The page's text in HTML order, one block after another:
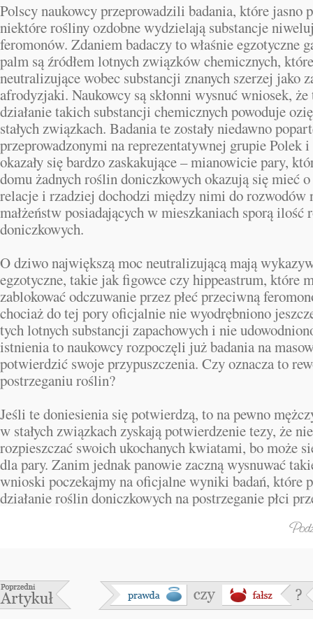
Polscy naukowcy przeprowadzili badania, które jasno
niektóre rośliny ozdobne wydzielają substancje
feromonów. Zdaniem badaczy to właśnie egzotyczne
palm są źródłem lotnych związków chemicznych,
neutralizujące wobec substancji znanych szerzej jako
afrodyzjaki. Naukowcy są skłonni wysnuć wniosek, że
działanie takich substancji chemicznych powoduje
stałych związkach. Badania te zostały niedawno
przeprowadzonymi na reprezentatywnej grupie Polek
okazały się bardzo zaskakujące – mianowicie pary,
domu żadnych roślin doniczkowych okazują się mieć
relacje i rzadziej dochodzi między nimi do rozwodów
małżeństw posiadających w mieszkaniach sporą ilość
doniczkowych.
O dziwo największą moc neutralizującą mają
egzotyczne, takie jak figowce czy hippeastrum, które
zablokować odczuwanie przez płeć przeciwną
chociaż do tej pory oficjalnie nie wyodrębniono
tych lotnych substancji zapachowych i nie
istnienia to naukowcy rozpoczęli już badania na
potwierdzić swoje przypuszczenia. Czy oznacza to
postrzeganiu roślin?
Jeśli te doniesienia się potwierdzą, to na pewno
w stałych związkach zyskają potwierdzenie tezy, że
rozpieszczać swoich ukochanych kwiatami, bo może
dla pary. Zanim jednak panowie zaczną wysnuwać
wnioski poczekajmy na oficjalne wyniki badań, które
działanie roślin doniczkowych na postrzeganie płci